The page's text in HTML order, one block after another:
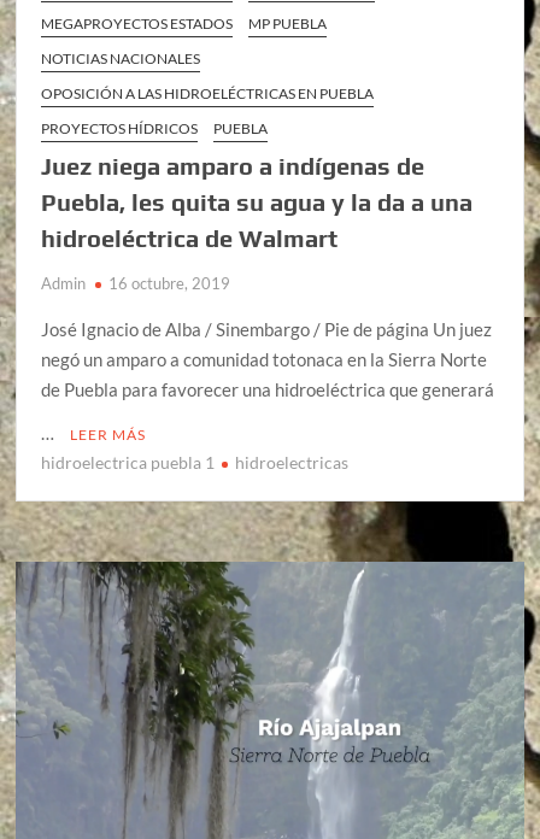
MEGAPROYECTOS ESTADOS
MP PUEBLA
NOTICIAS NACIONALES
OPOSICIÓN A LAS HIDROELÉCTRICAS EN PUEBLA
PROYECTOS HÍDRICOS
PUEBLA
Juez niega amparo a indígenas de
Puebla, les quita su agua y la da a una
hidroeléctrica de Walmart
Admin 16 octubre, 2019
José Ignacio de Alba / Sinembargo / Pie de página Un juez
negó un amparo a comunidad totonaca en la Sierra Norte
de Puebla para favorecer una hidroeléctrica que generará
…
LEER MÁS
hidroelectrica puebla 1 hidroelectricas